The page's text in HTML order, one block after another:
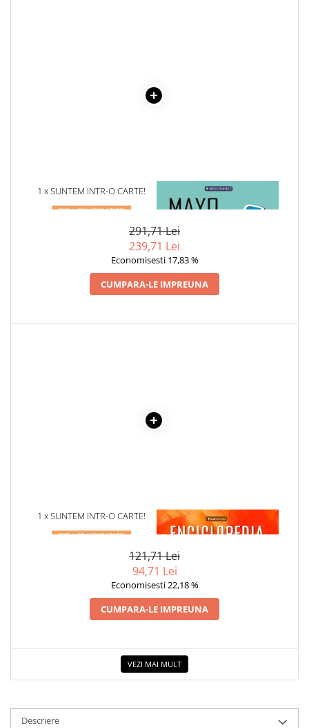
1 x SUNTEM INTR-O CARTE!
1 x MAYO CLINIC. CARTEA
ESENTIALA DESPRE DIABETUL
291,71 Lei
239,71 Lei
Economisesti 17,83 %
CUMPARA-LE IMPREUNA
1 x SUNTEM INTR-O CARTE!
1 x ENCICLOPEDIA
CRISTALELOR
121,71 Lei
94,71 Lei
Economisesti 22,18 %
CUMPARA-LE IMPREUNA
VEZI MAI MULT
Descriere